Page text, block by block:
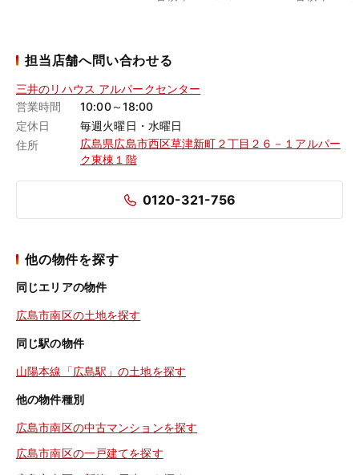
担当店舗へ問い合わせる
三井のリハウス アルパークセンター
営業時間
10:00～18:00
定休日
毎週火曜日・水曜日
住所
広島県広島市西区草津新町２丁目２６－１アルパー
ク東棟１階
0120-321-756
他の物件を探す
同じエリアの物件
広島市南区の土地を探す
同じ駅の物件
山陽本線「広島駅」の土地を探す
他の物件種別
広島市南区の中古マンションを探す
広島市南区の一戸建てを探す